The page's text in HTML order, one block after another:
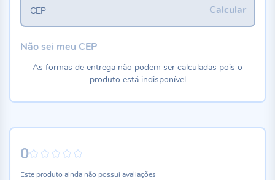
0
Este produto ainda não possui avaliações
Calcular
CEP
Não sei meu CEP
As formas de entrega não podem ser calculadas pois o
produto está indisponível